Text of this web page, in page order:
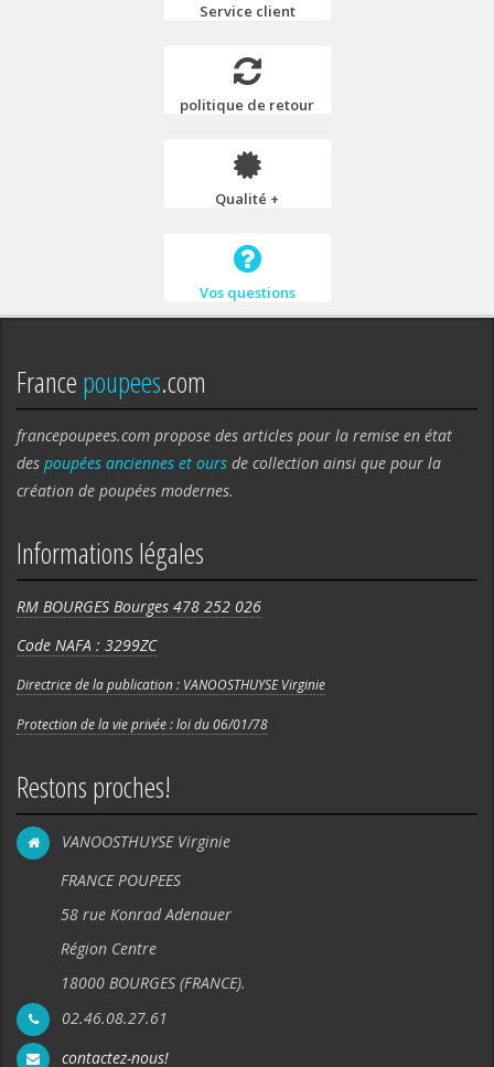
Service client
politique de retour
Qualité +
Vos questions
Francepoupees.com
francepoupees.com propose des articles pour la remise en état
des poupées anciennes et ours de collection ainsi que pour la
création de poupées modernes.
Informations légales
RM BOURGES Bourges 478 252 026
Code NAFA : 3299ZC
Directrice de la publication : VANOOSTHUYSE Virginie
Protection de la vie privée : loi du 06/01/78
Restons proches!
VANOOSTHUYSE Virginie
FRANCE POUPEES
58 rue Konrad Adenauer
Région Centre
18000 BOURGES (FRANCE).
02.46.08.27.61
contactez-nous!